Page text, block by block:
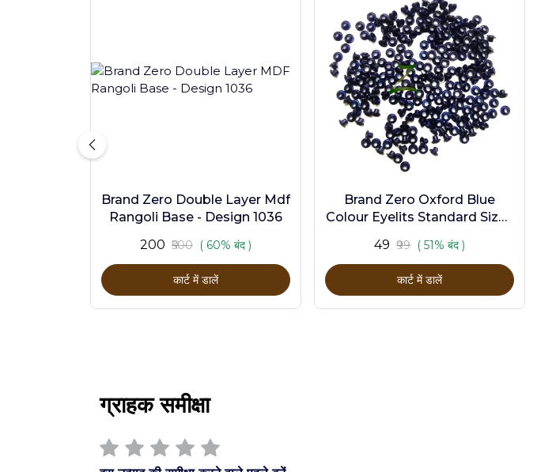
Brand Zero Double Layer Mdf
Rangoli Base - Design 1036
₹200 ₹500 ( 60% बंद )
कार्ट में डालें
Brand Zero Oxford Blue
Colour Eyelits Standard Size -
₹49 ₹99 ( 51% बंद )
कार्ट में डालें
ग्राहक समीक्षा